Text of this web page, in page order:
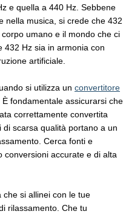
e quella a 440 Hz. Sebbene
nella musica, si crede che 432
umano e il mondo che ci
432 Hz sia in armonia con
artificiale.
si utilizza un convertitore
fondamentale assicurarsi che
correttamente convertita
scarsa qualità portano a un
Cerca fonti e
conversioni accurate e di alta
che si allinei con le tue
rilassamento. Che tu